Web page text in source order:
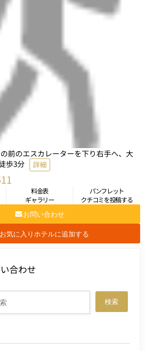
前のエスカレーターを下り右手へ、大
歩3分
詳細
料金表
パンフレット
ギャラリー クチコミを投稿する
お問い合わせ
お気に入りホテルに追加する
合わせ
検索